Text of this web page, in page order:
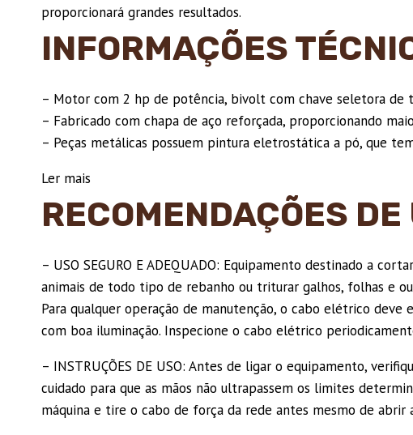
proporcionará grandes resultados.
INFORMAÇÕES
– Motor com 2 hp de potência, bivolt com chave seletora de
– Fabricado com chapa de aço reforçada, proporcionando
– Peças metálicas possuem pintura eletrostática a pó, que
Ler mais
RECOMENDAÇÕES DE
– USO SEGURO E ADEQUADO: Equipamento destinado a
animais de todo tipo de rebanho ou triturar galhos, folhas e
Para qualquer operação de manutenção, o cabo elétrico
com boa iluminação. Inspecione o cabo elétrico
– INSTRUÇÕES DE USO: Antes de ligar o equipamento,
cuidado para que as mãos não ultrapassem os limites
máquina e tire o cabo de força da rede antes mesmo de abrir